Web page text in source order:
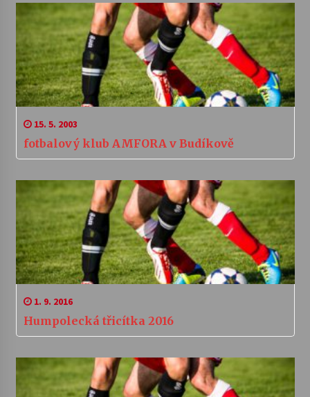
15. 5. 2003
fotbalový klub AMFORA v Budíkově
1. 9. 2016
Humpolecká třicítka 2016